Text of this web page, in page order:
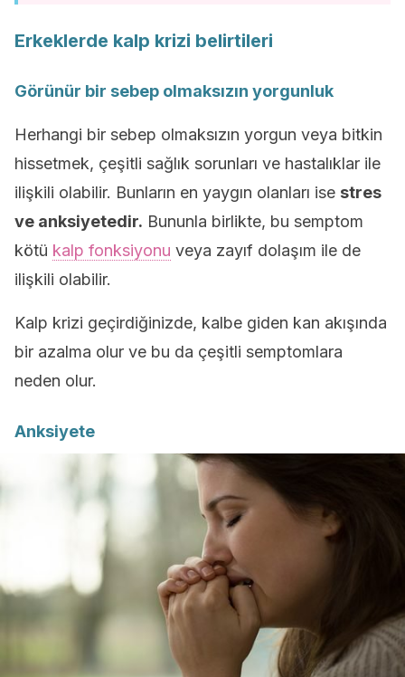
Erkeklerde kalp krizi belirtileri
Görünür bir sebep olmaksızın yorgunluk
Herhangi bir sebep olmaksızın yorgun veya bitkin
hissetmek, çeşitli sağlık sorunları ve hastalıklar ile
ilişkili olabilir. Bunların en yaygın olanları ise stres
ve anksiyetedir. Bununla birlikte, bu semptom
kötü kalp fonksiyonu veya zayıf dolaşım ile de
ilişkili olabilir.
Kalp krizi geçirdiğinizde, kalbe giden kan akışında
bir azalma olur ve bu da çeşitli semptomlara
neden olur.
Anksiyete